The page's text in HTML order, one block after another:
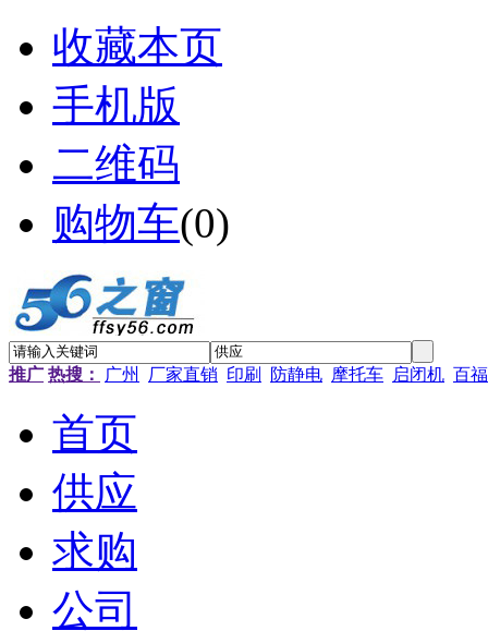
收藏本页
手机版
二维码
购物车(0)
推广 热搜： 广州 厂家直销 印刷 防静电 摩托车 启闭机 百福
首页
供应
求购
公司